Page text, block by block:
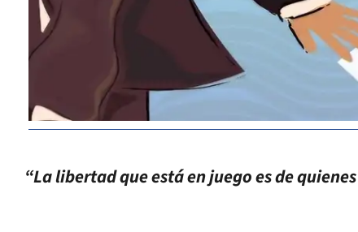
“La libertad que está en juego es de